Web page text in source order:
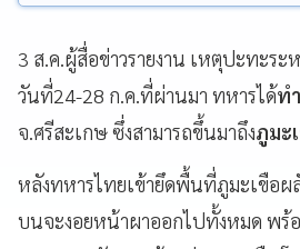
3 ส.ค.ผู้สื่อข่าวรายงาน เหตุปะทะระ
วันที่24-28 ก.ค.ที่ผ่านมา ทหารได้ท
จ.ศรีสะเกษ ซึ่งสามารถขึ้นมาถึงภูมะ
หลังทหารไทยเข้ายึดพื้นที่ภูมะเขือผ
บนจะงอยหน้าผาออกไปทั้งหมด พร้